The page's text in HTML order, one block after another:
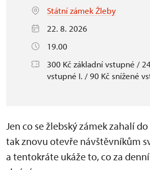
Státní zámek Žleby
22. 8. 2026
19.00
300 Kč základní vstupné /
vstupné I. / 90 Kč snížené
Jen co se žlebský zámek zahalí
tak znovu otevře návštěvníkům
a tentokráte ukáže to, co za